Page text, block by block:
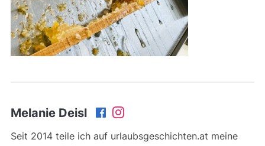
Melanie Deisl
Seit 2014 teile ich auf urlaubsgeschichten.at meine